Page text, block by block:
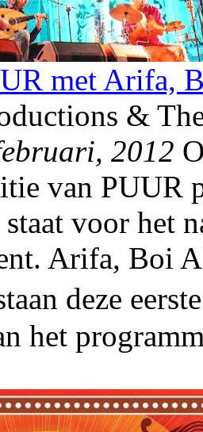
met Arifa,
&
2012
van PUUR
voor het
Arifa, Boi
deze
het